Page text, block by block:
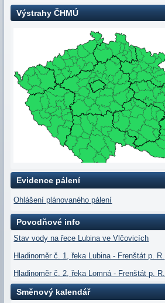
Výstrahy ČHMÚ
Evidence pálení
Ohlášení plánovaného pálení
Povodňové info
Stav vody na řece Lubina ve Vlčovicích
Hladinoměr č. 1, řeka Lubina - Frenštát p. R.
Hladinoměr č. 2, řeka Lomná - Frenštát p. R.
Směnový kalendář